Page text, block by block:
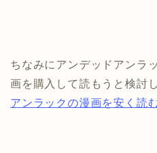
ちなみにアンデッドアンラ
画を購入して読もうと検討
アンラックの漫画を安く読